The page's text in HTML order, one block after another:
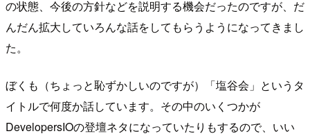
の状態、今後の方針などを説明する機会だったのですが、だ
んだん拡大していろんな話をしてもらうようになってきまし
た。
ぼくも（ちょっと恥ずかしいのですが）「塩谷会」というタ
イトルで何度か話しています。その中のいくつかが
DevelopersIOの登壇ネタになっていたりもするので、いい